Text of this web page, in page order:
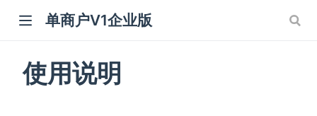
单商户V1企业版
使用说明